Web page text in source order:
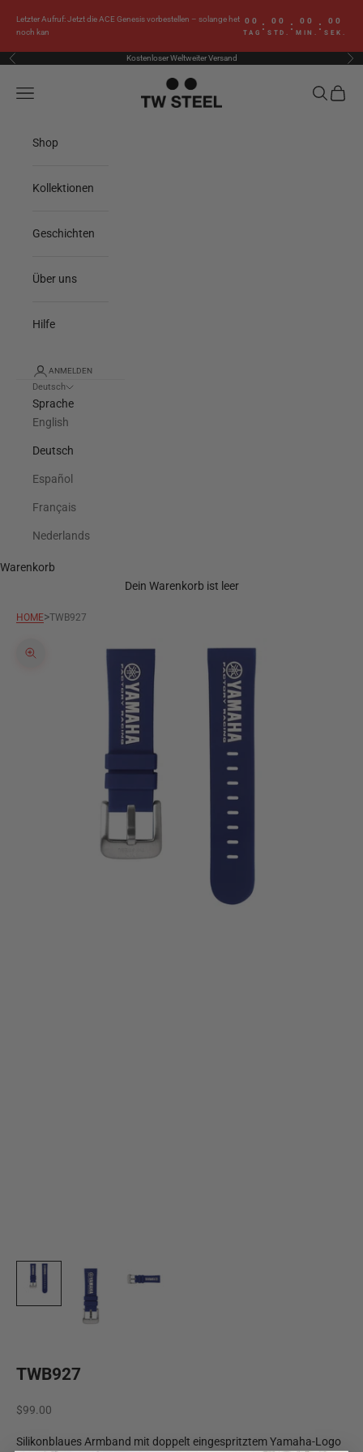
Letzter Aufruf: Jetzt die ACE Genesis vorbestellen – solange het
noch kan
00
TAG
: 00
STD.
: 00
MIN.
: 00
SEK.
Zurück Kostenloser Weltweiter Versand Vor
TW Steel
Menü Suchen
Shop
Kollektionen
Geschichten
Über uns
Hilfe
ANMELDEN
Deutsch
Sprache
English
Deutsch
Español
Français
Nederlands
Warenkorb
Dein Warenkorb ist leer
HOME>TWB927
Bild vergrößern
TWB927
Angebot
$99.00
Silikonblaues Armband mit doppelt eingespritztem Yamaha-Logo